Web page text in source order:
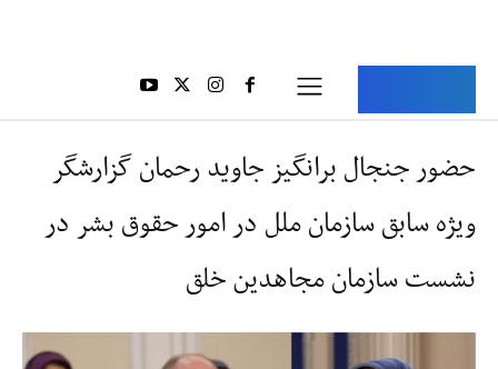
حضور جنجال‌ برانگیز جاوید رحمان گزارشگر
ویژه سابق سازمان ملل در امور حقوق بشر در
نشست سازمان مجاهدین خلق